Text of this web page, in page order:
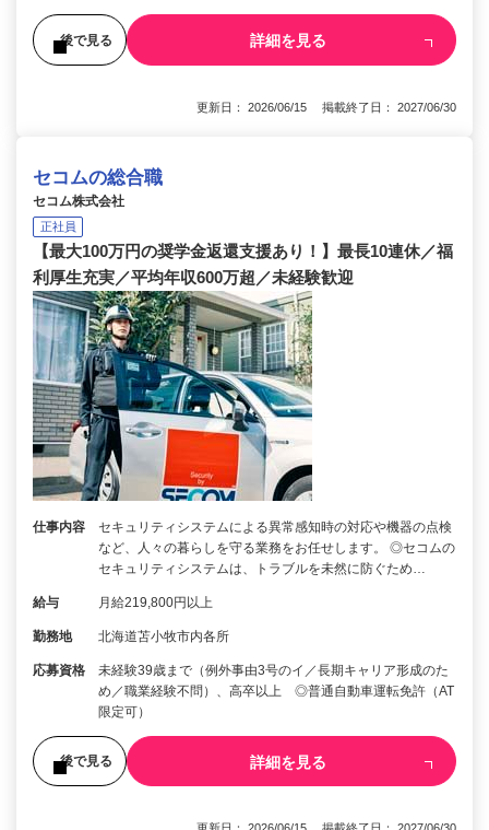
後で見る 詳細を見る
更新日： 2026/06/15 掲載終了日： 2027/06/30
セコムの総合職
セコム株式会社
正社員
【最大100万円の奨学金返還支援あり！】最長10連休／福
利厚生充実／平均年収600万超／未経験歓迎
仕事内容
セキュリティシステムによる異常感知時の対応や機器の点検
など、人々の暮らしを守る業務をお任せします。 ◎セコムの
セキュリティシステムは、トラブルを未然に防ぐため…
給与 月給219,800円以上
勤務地 北海道苫小牧市内各所
応募資格
未経験39歳まで（例外事由3号のイ／長期キャリア形成のた
め／職業経験不問）、高卒以上 ◎普通自動車運転免許（AT
限定可）
後で見る 詳細を見る